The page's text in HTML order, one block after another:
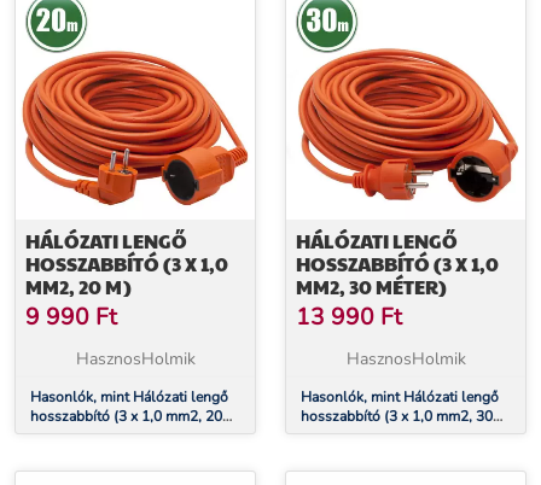
HÁLÓZATI LENGŐ
HOSSZABBÍTÓ (3 X 1,0
MM2, 20 M)
9 990 Ft
HasznosHolmik
Hasonlók, mint Hálózati lengő
hosszabbító (3 x 1,0 mm2, 20
m)
HÁLÓZATI LENGŐ
HOSSZABBÍTÓ (3 X 1,0
MM2, 30 MÉTER)
13 990 Ft
HasznosHolmik
Hasonlók, mint Hálózati lengő
hosszabbító (3 x 1,0 mm2, 30
méter)